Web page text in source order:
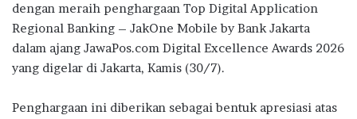
dengan meraih penghargaan Top Digital Application
Regional Banking – JakOne Mobile by Bank Jakarta
dalam ajang JawaPos.com Digital Excellence Awards 2026
yang digelar di Jakarta, Kamis (30/7).
Penghargaan ini diberikan sebagai bentuk apresiasi atas